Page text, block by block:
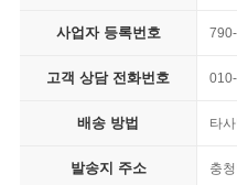
그러나 그의 상황을 알게
연극과 문학으로 관심사를
쓰고, 연기하였다.)
사업자 등록번호
고객 상담 전화번호
배송 방법 타
발송지 주소 충